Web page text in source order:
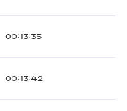
00:13:35
00:13:42